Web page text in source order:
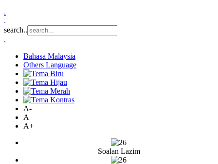
.
.
search..
.
Bahasa Malaysia
Others Language
A-
A
A+
Soalan Lazim